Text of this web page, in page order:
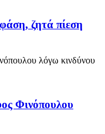
ζητά πίεση
Φινόπουλου